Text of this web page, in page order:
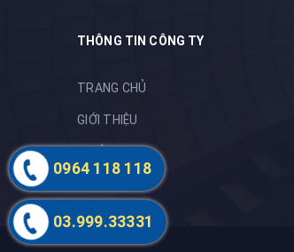
THÔNG TIN CÔNG TY
TRANG CHỦ
GIỚI THIỆU
DỰ ÁN
0964 118 118
03.999.33331